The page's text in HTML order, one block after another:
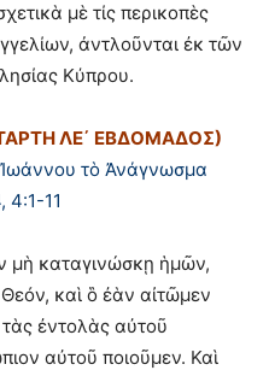
μὲ τίς περικοπὲς
ἀντλοῦνται ἐκ τῶν
Κύπρου.
ΛΕ΄ ΕΒΔΟΜΑΔΟΣ)
Ἰωάννου τὸ Ἀνάγνωσμα
4:1-11
μὴ καταγινώσκῃ ἡμῶν,
καὶ ὃ ἐὰν αἰτῶμεν
ἐντολὰς αὐτοῦ
αὐτοῦ ποιοῦμεν. Καὶ